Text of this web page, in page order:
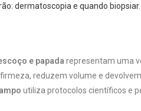
dermatoscopia e quando biopsiar.
e papada representam uma
reduzem volume e
utiliza protocolos científicos e